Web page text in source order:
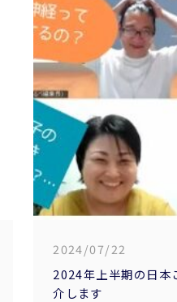
2024/07/22
2024年上半期の日本
介します